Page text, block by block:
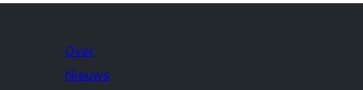
Over
Nieuws